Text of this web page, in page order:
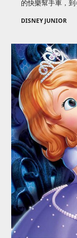
的快樂幫手車，
DISNEY JUNIOR